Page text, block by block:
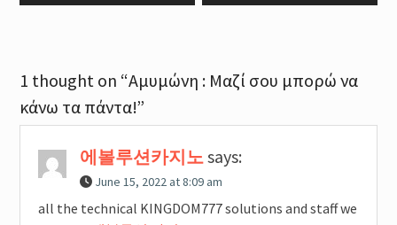
1 thought on “Αμυμώνη : Μαζί σου μπορώ να
κάνω τα πάντα!”
에볼루션카지노says:
June 15, 2022 at 8:09 am
all the technical KINGDOM777 solutions and staff we